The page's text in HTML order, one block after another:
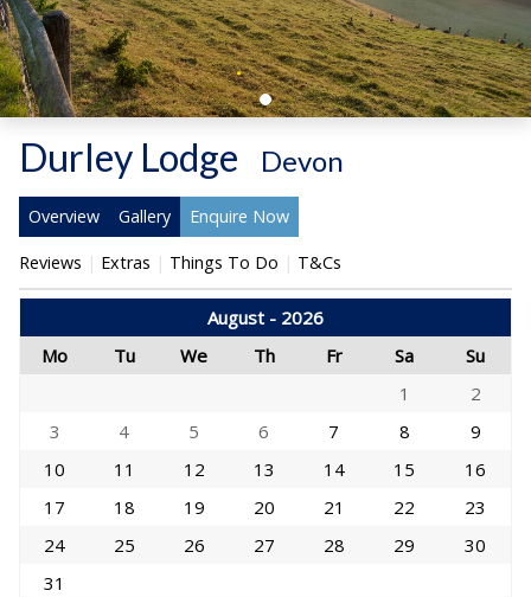
Durley Lodge Devon
Overview Gallery Enquire Now
Reviews Extras Things To Do T&Cs
August - 2026
Mo
Tu We Th Fr Sa
Su
1
2
3
4 5 6 7 8
9
10
11 12 13 14 15
16
17
18 19 20 21 22
23
24
25 26 27 28 29
30
31